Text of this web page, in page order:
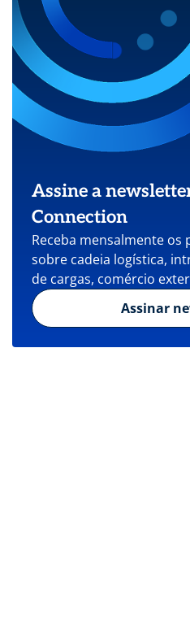
Assine a
Connection
Receba mensalmente os
sobre cadeia logística,
de cargas, comércio
Assinar